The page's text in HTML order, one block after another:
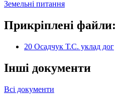
Земельні питання
Прикріплені файли:
20 Осадчук Т.С. уклад дог
Інші документи
Всі документи